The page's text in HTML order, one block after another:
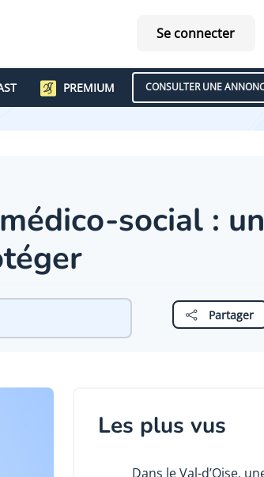
Se connecter
PREMIUM CONSULTER UNE
social : un
Partager
Les plus vus
Dans le Val-d’Oise,